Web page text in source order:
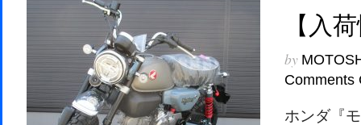
【入
by
Comments
ホンダ『